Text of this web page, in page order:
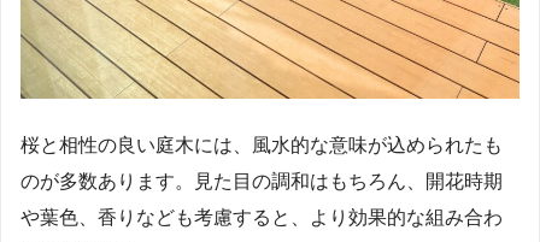
桜と相性の良い庭木には、風水的な意味が込められたも
のが多数あります。見た目の調和はもちろん、開花時期
や葉色、香りなども考慮すると、より効果的な組み合わ